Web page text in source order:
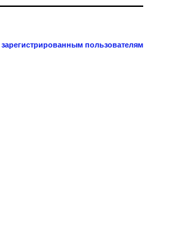
зарегистрированным пользователям